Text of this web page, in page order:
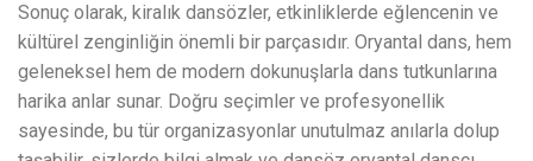
Sonuç olarak, kiralık dansözler, etkinliklerde eğlencenin ve
kültürel zenginliğin önemli bir parçasıdır. Oryantal dans, hem
geleneksel hem de modern dokunuşlarla dans tutkunlarına
harika anlar sunar. Doğru seçimler ve profesyonellik
sayesinde, bu tür organizasyonlar unutulmaz anılarla dolup